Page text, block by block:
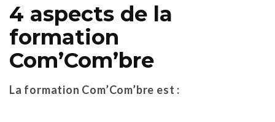
4 aspects de la
formation
Com’Com’bre
La formation Com’Com’bre est :